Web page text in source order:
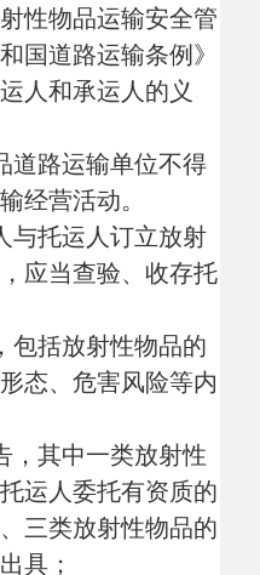
按照《放射性
）等有关国
品运输容器上设
输放射性物品
标准《道路运输
）要求的警
得违反国家有
物品。
品道路运输过
当在专用车辆上
物品处于押运人
物品的，承运
车提供技术指
装卸管理人员
带道路运输从